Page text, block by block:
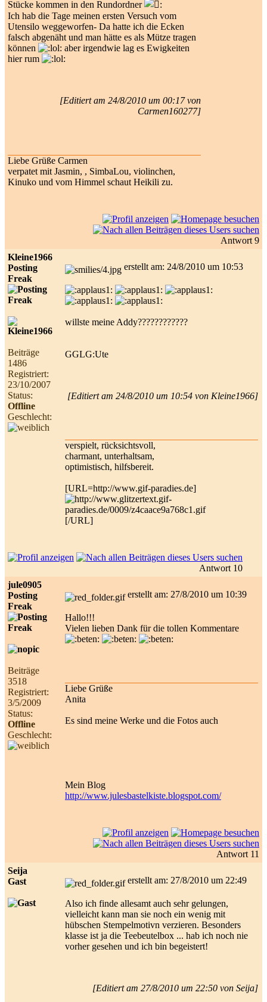
Stücke kommen in den Rundordner
Ich hab die Tage meinen ersten Versuch vom
Utensilo weggeworfen- Da hatte ich die Ecken
falsch abgenäht und man hätte es als Mütze tragen
können
aber irgendwie lag es Ewigkeiten
hier rum
[Editiert am 24/8/2010 um 00:17 von
Carmen160277]
Liebe Grüße Carmen
verpatet mit Jasmin, , SimbaLou, violinchen,
Kinuko und vom Himmel schaut Heikili zu.
Antwort 9
Kleine1966
Posting
Freak
Beiträge
1486
Registriert:
23/10/2007
Status:
Offline
Geschlecht:
erstellt am: 24/8/2010 um 10:53
willste meine Addy????????????
GGLG:Ute
[Editiert am 24/8/2010 um 10:54 von Kleine1966]
verspielt, rücksichtsvoll,
charmant, unterhaltsam,
optimistisch, hilfsbereit.
[URL=http://www.gif-paradies.de]
[/URL]
Antwort 10
jule0905
Posting
Freak
Beiträge
3518
Registriert:
3/5/2009
Status:
Offline
Geschlecht:
erstellt am: 27/8/2010 um 10:39
Hallo!!!
Vielen lieben Dank für die tollen Kommentare
Liebe Grüße
Anita
Es sind meine Werke und die Fotos auch
Mein Blog
http://www.julesbastelkiste.blogspot.com/
Antwort 11
Seija
Gast
erstellt am: 27/8/2010 um 22:49
Also ich finde allesamt auch sehr gelungen,
vielleicht kann man sie noch ein wenig mit
hübschen Stempelmotivn verzieren. Besonders
klasse ist ja die Teebeutelbox ... hab ich noch nie
vorher gesehen und ich bin begeistert!
[Editiert am 27/8/2010 um 22:50 von Seija]